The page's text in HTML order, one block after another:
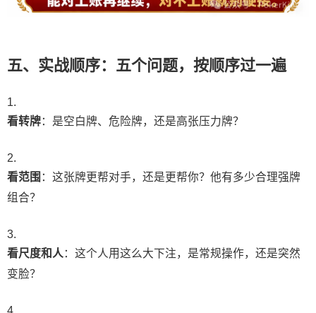
五、实战顺序：五个问题，按顺序过一遍
看转牌：是空白牌、危险牌，还是高张压力牌？
看范围 ：这张牌更帮对手，还是更帮你？他有多少合理强牌
组合？
看尺度和人：这个人用这么大下注，是常规操作，还是突然
变脸？